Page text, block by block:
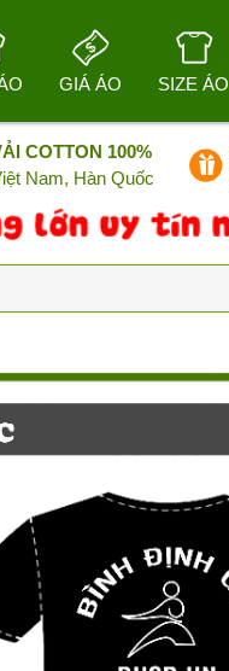
GIÁ ÁO SIZE ÁO
COTTON 100%
Nam, Hàn Quốc